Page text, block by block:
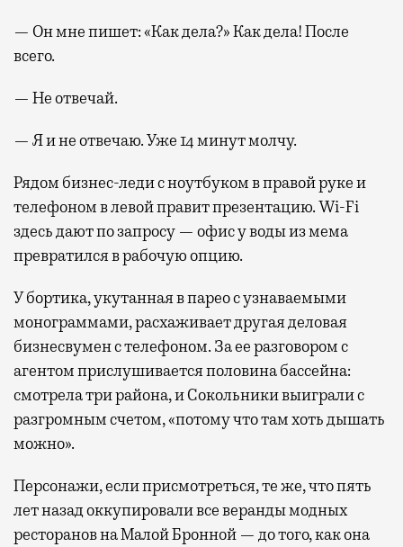
— Он мне пишет: «Как дела?» Как дела! После
всего.
— Не отвечай.
— Я и не отвечаю. Уже 14 минут молчу.
Рядом бизнес-леди с ноутбуком в правой руке и
телефоном в левой правит презентацию. Wi-Fi
здесь дают по запросу — офис у воды из мема
превратился в рабочую опцию.
У бортика, укутанная в парео с узнаваемыми
монограммами, расхаживает другая деловая
бизнесвумен с телефоном. За ее разговором с
агентом прислушивается половина бассейна:
смотрела три района, и Сокольники выиграли с
разгромным счетом, «потому что там хоть дышать
можно».
Персонажи, если присмотреться, те же, что пять
лет назад оккупировали все веранды модных
ресторанов на Малой Бронной — до того, как она